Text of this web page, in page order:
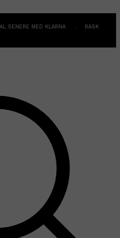
SENERE MED KLARNA . RASK